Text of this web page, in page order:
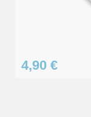
4,90 €